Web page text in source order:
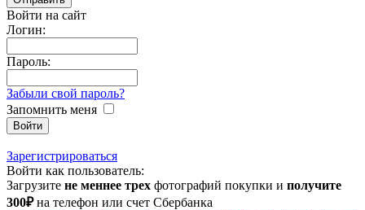
Войти на сайт
Логин:
Пароль:
Забыли свой пароль?
Запомнить меня
Зарегистрироваться
Войти как пользователь:
Загрузите не меннее трех фотографий покупки и получите
300₽на телефон или счет Сбербанка